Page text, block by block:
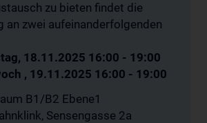
zu bieten findet die
an zwei aufeinanderfolgenden
18.11.2025 16:00 - 19:00
, 19.11.2025 16:00 - 19:00
B1/B2 Ebene1
Sensengasse 2a